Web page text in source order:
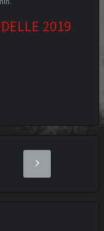
2019